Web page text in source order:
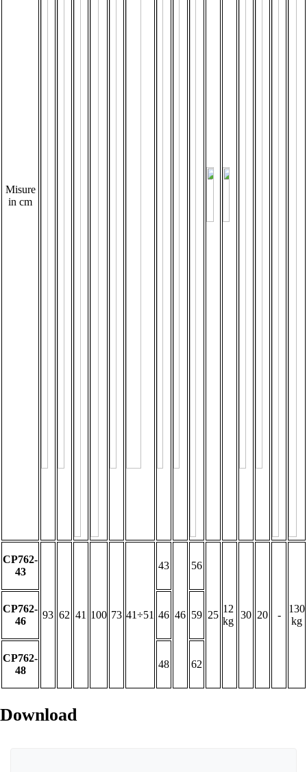
Misure
in cm
CP762-
43
93 62 41 100 73 41÷51
43
46
56
25
12
kg
30 20 -
130
kg
CP762-
46
46 59
CP762-
48
48 62
Download